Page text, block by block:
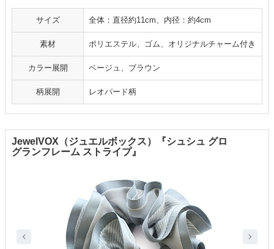
サイズ 全体：直径約11cm、内径：約4cm
素材 ポリエステル、ゴム、オリジナルチャーム付き
カラー展開 ベージュ、ブラウン
柄展開 レオパード柄
JewelVOX（ジュエルボックス）『シュシュ グロ
グランフレーム ストライプ』